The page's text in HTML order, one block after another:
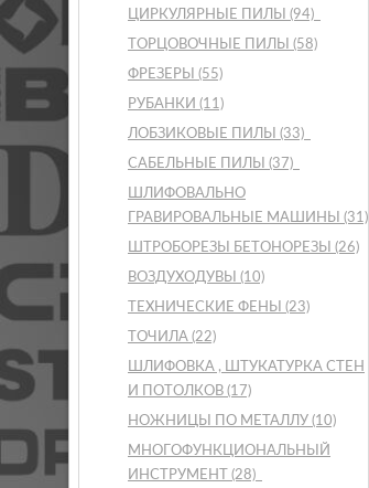
ЦИРКУЛЯРНЫЕ ПИЛЫ (94)
ТОРЦОВОЧНЫЕ ПИЛЫ (58)
ФРЕЗЕРЫ (55)
РУБАНКИ (11)
ЛОБЗИКОВЫЕ ПИЛЫ (33)
САБЕЛЬНЫЕ ПИЛЫ (37)
ШЛИФОВАЛЬНО
ГРАВИРОВАЛЬНЫЕ МАШИНЫ (31)
ШТРОБОРЕЗЫ БЕТОНОРЕЗЫ (26)
ВОЗДУХОДУВЫ (10)
ТЕХНИЧЕСКИЕ ФЕНЫ (23)
ТОЧИЛА (22)
ШЛИФОВКА , ШТУКАТУРКА СТЕН
И ПОТОЛКОВ (17)
НОЖНИЦЫ ПО МЕТАЛЛУ (10)
МНОГОФУНКЦИОНАЛЬНЫЙ
ИНСТРУМЕНТ (28)